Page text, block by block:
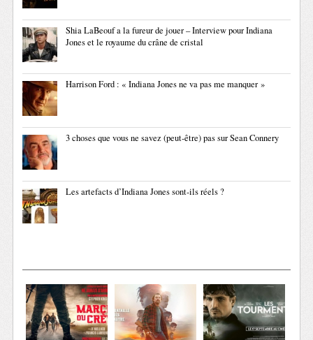
Shia LaBeouf a la fureur de jouer – Interview pour Indiana
Jones et le royaume du crâne de cristal
Harrison Ford : « Indiana Jones ne va pas me manquer »
3 choses que vous ne savez (peut-être) pas sur Sean Connery
Les artefacts d’Indiana Jones sont-ils réels ?